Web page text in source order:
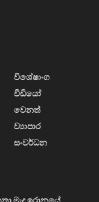
විශේෂාංග
වීඩියෝ
වෙනත්
ව්‍යාපාර
සංවර්ධන